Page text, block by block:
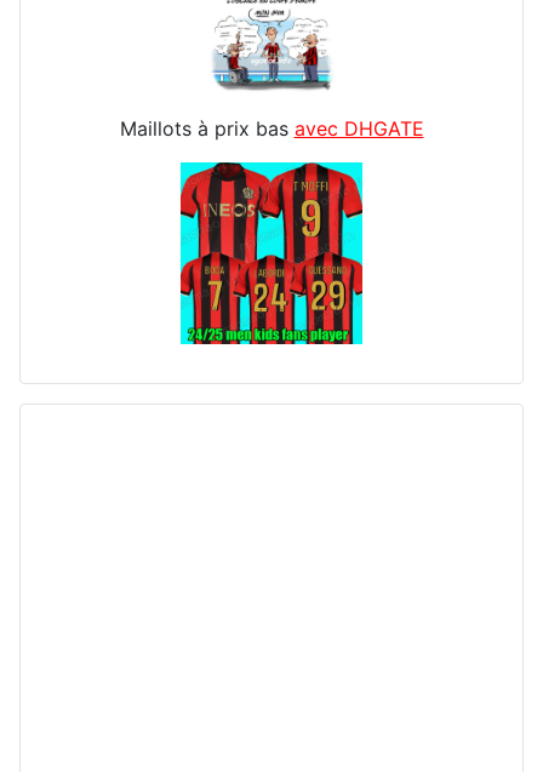
Maillots à prix bas avec DHGATE